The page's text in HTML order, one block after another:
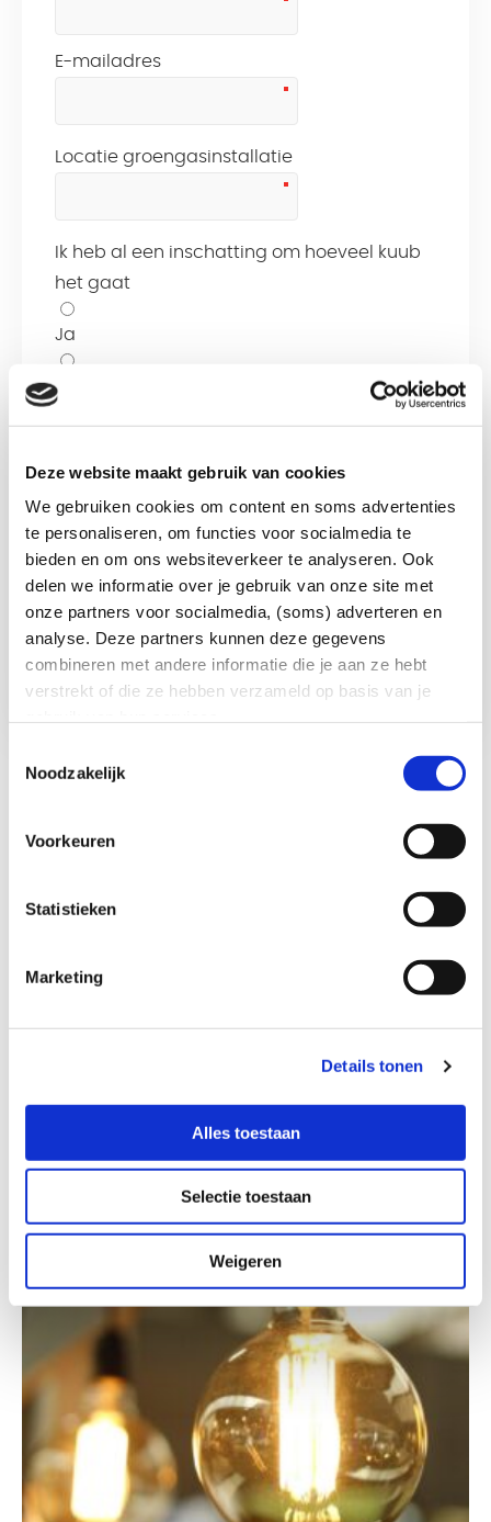
Deze website maakt gebruik van cookies
We gebruiken cookies om content en soms advertenties
te personaliseren, om functies voor socialmedia te
bieden en om ons websiteverkeer te analyseren. Ook
delen we informatie over je gebruik van onze site met
onze partners voor socialmedia, (soms) adverteren en
analyse. Deze partners kunnen deze gegevens
combineren met andere informatie die je aan ze hebt
verstrekt of die ze hebben verzameld op basis van je
Noodzakelijk
Voorkeuren
Statistieken
Marketing
Details tonen
Alles toestaan
Selectie toestaan
Weigeren
E-mailadres
Locatie groengasinstallatie
Ik heb al een inschatting om hoeveel kuub
het gaat
Ja
Nee
Akkoord
Ja, ik heb hetprivacy statementgelezen
en ga akkoord met het verzenden van mijn
gegevens.
Verzenden
Gerelateerd